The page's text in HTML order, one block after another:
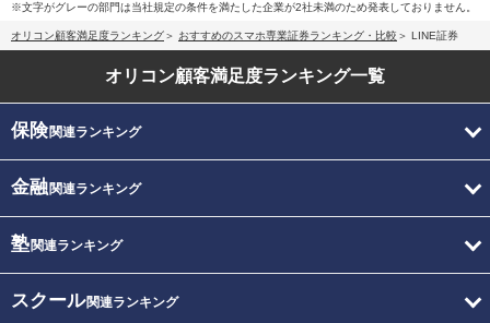
※文字がグレーの部門は当社規定の条件を満たした企業が2社未満のため発表しておりません。
オリコン顧客満足度ランキング おすすめのスマホ専業証券ランキング・比較 LINE証券
オリコン顧客満足度ランキング一覧
保険関連ランキング
金融関連ランキング
塾関連ランキング
スクール関連ランキング